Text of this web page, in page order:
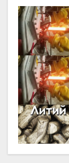
я
п
о
з
а
п
и
с